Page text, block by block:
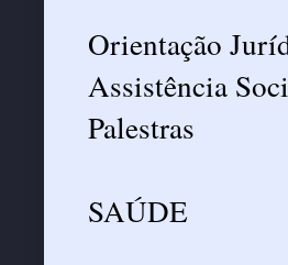
Orientação
Assistência
Palestras
SAÚDE